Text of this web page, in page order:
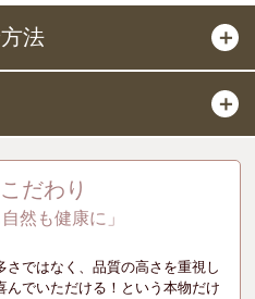
法 ＋
＋
だわり
然も健康に」
ではなく、品質の高さを重視し
でいただける！という本物だけ